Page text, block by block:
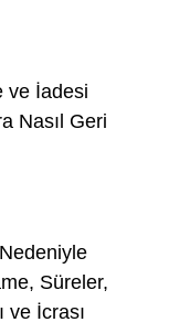
ve İadesi
Nasıl Geri
Süreler,
ve İcrası